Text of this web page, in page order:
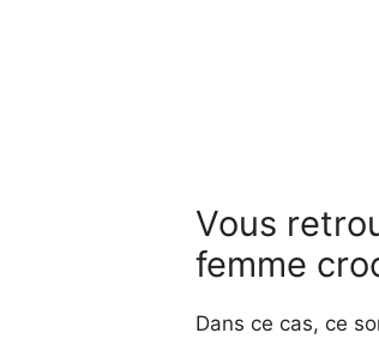
Vous
femme
Dans ce cas, ce